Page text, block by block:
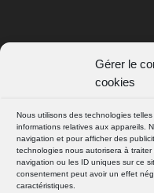
Gérer le
cookies
Nous utilisons des technologies
informations relatives aux appareils.
navigation et pour afficher des
technologies nous autorisera à
navigation ou les ID uniques sur ce
consentement peut avoir un effet
caractéristiques.
SUIVEZ NOUS
INSTAGRAM